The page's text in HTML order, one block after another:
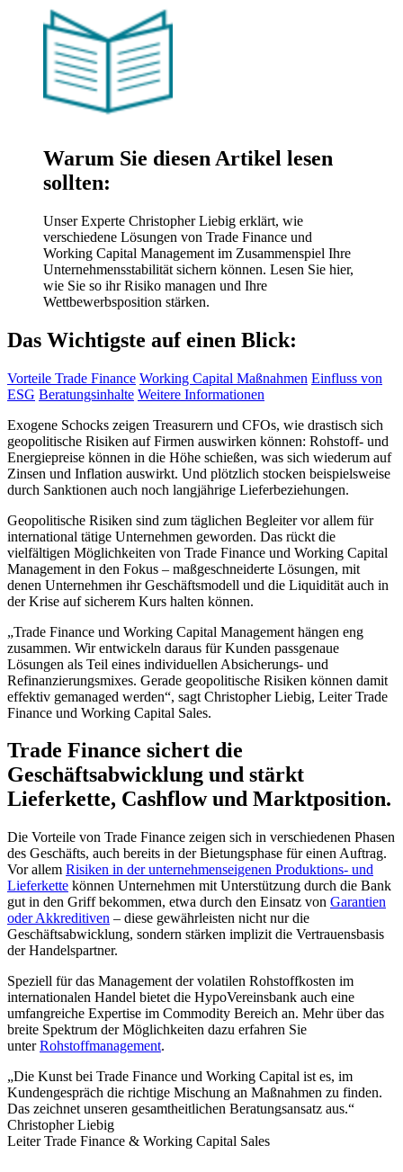
Warum Sie diesen Artikel lesen
sollten:
Unser Experte Christopher Liebig erklärt, wie
verschiedene Lösungen von Trade Finance und
Working Capital Management im Zusammenspiel Ihre
Unternehmensstabilität sichern können. Lesen Sie hier,
wie Sie so ihr Risiko managen und Ihre
Wettbewerbsposition stärken.
Das Wichtigste auf einen Blick:
Vorteile Trade Finance Working Capital Maßnahmen Einfluss von
ESG Beratungsinhalte Weitere Informationen
Exogene Schocks zeigen Treasurern und CFOs, wie drastisch sich
geopolitische Risiken auf Firmen auswirken können: Rohstoff- und
Energiepreise können in die Höhe schießen, was sich wiederum auf
Zinsen und Inflation auswirkt. Und plötzlich stocken beispielsweise
durch Sanktionen auch noch langjährige Lieferbeziehungen.
Geopolitische Risiken sind zum täglichen Begleiter vor allem für
international tätige Unternehmen geworden. Das rückt die
vielfältigen Möglichkeiten von Trade Finance und Working Capital
Management in den Fokus – maßgeschneiderte Lösungen, mit
denen Unternehmen ihr Geschäftsmodell und die Liquidität auch in
der Krise auf sicherem Kurs halten können.
„Trade Finance und Working Capital Management hängen eng
zusammen. Wir entwickeln daraus für Kunden passgenaue
Lösungen als Teil eines individuellen Absicherungs- und
Refinanzierungsmixes. Gerade geopolitische Risiken können damit
effektiv gemanaged werden“, sagt Christopher Liebig, Leiter Trade
Finance und Working Capital Sales.
Trade Finance sichert die
Geschäftsabwicklung und stärkt
Lieferkette, Cashflow und Marktposition.
Die Vorteile von Trade Finance zeigen sich in verschiedenen Phasen
des Geschäfts, auch bereits in der Bietungsphase für einen Auftrag.
Vor allem Risiken in der unternehmenseigenen Produktions- und
Lieferkette können Unternehmen mit Unterstützung durch die Bank
gut in den Griff bekommen, etwa durch den Einsatz von Garantien
oder Akkreditiven – diese gewährleisten nicht nur die
Geschäftsabwicklung, sondern stärken implizit die Vertrauensbasis
der Handelspartner.
Speziell für das Management der volatilen Rohstoffkosten im
internationalen Handel bietet die HypoVereinsbank auch eine
umfangreiche Expertise im Commodity Bereich an. Mehr über das
breite Spektrum der Möglichkeiten dazu erfahren Sie
unterRohstoffmanagement.
„Die Kunst bei Trade Finance und Working Capital ist es, im
Kundengespräch die richtige Mischung an Maßnahmen zu finden.
Das zeichnet unseren gesamtheitlichen Beratungsansatz aus.“
Christopher Liebig
Leiter Trade Finance & Working Capital Sales